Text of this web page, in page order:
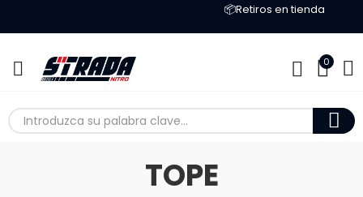
📦Retiros en tienda
0
TOPE